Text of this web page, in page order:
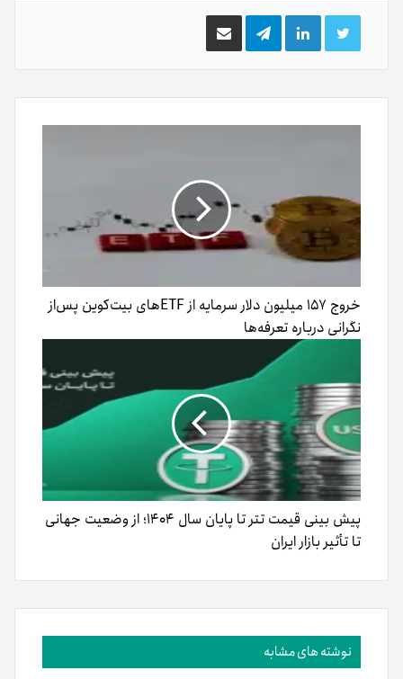
توییتر لینکدینتلگرام اشتراک
گذاری
ایمیل
خروج ۱۵۷ میلیون دلار سرمایه از ETFهای بیت‌کوین پس‌از
نگرانی درباره تعرفه‌ها
پیش بینی قیمت تتر تا پایان سال ۱۴۰۴؛ از وضعیت جهانی
تا تأثیر بازار ایران
نوشته های مشابه